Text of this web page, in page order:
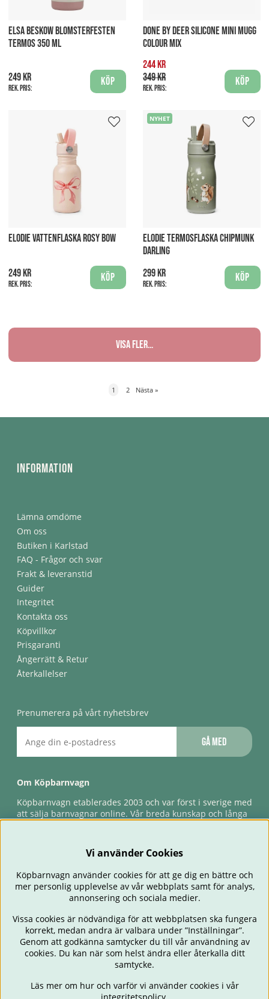
ELSA BESKOW BLOMSTERFESTEN
TERMOS 350 ML
249 kr
Rek. pris:
Köp
DONE BY DEER SILICONE MINI MUGG
COLOUR MIX
244 kr
349 kr
Rek. pris:
Köp
ELODIE VATTENFLASKA ROSY BOW
249 kr
Rek. pris:
Köp
NYHET
ELODIE TERMOSFLASKA CHIPMUNK
DARLING
299 kr
Rek. pris:
Köp
Visa fler...
1 2 Nästa »
Information
Lämna omdöme
Om oss
Butiken i Karlstad
FAQ - Frågor och svar
Frakt & leveranstid
Guider
Integritet
Kontakta oss
Köpvillkor
Prisgaranti
Ångerrätt & Retur
Återkallelser
Prenumerera på vårt nyhetsbrev
Gå med
Om Köpbarnvagn
Köpbarnvagn etablerades 2003 och var först i sverige med
att sälja barnvagnar online. Vår breda kunskap och långa
förlossningsgaranti & förlängd ångerrätt.
BARNVAGNAR BILSTOLAR BABY ÄTA & MATA
RESA
OUTLET
PRESENTTIPS
Vi använder Cookies
Köpbarnvagn använder cookies för att ge dig en bättre och
mer personlig upplevelse av vår webbplats samt för analys,
annonsering och sociala medier.
Vissa cookies är nödvändiga för att webbplatsen ska fungera
korrekt, medan andra är valbara under ”Inställningar”.
Genom att godkänna samtycker du till vår användning av
cookies. Du kan när som helst ändra eller återkalla ditt
samtycke.
Läs mer om hur och varför vi använder cookies i vår